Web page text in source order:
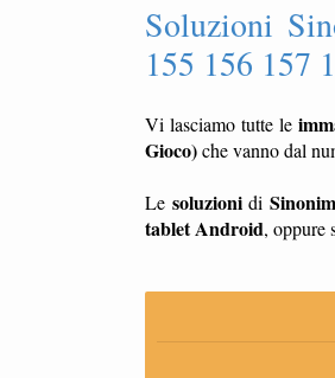
Soluzioni
155 156 157
Vi lasciamo tutte le
Gioco)che vanno dal
Le soluzionidi
tabletAndroid, oppure